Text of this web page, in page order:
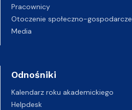
Pracownicy
Otoczenie społeczno-gospodarcze
Media
Odnośniki
Kalendarz roku akademickiego
Helpdesk